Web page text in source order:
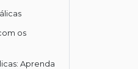
os
Aprenda